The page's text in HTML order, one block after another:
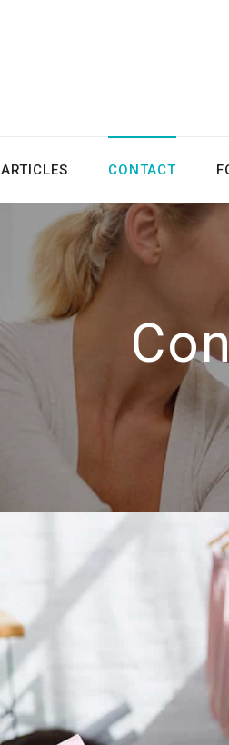
ARTICLES CONTACT